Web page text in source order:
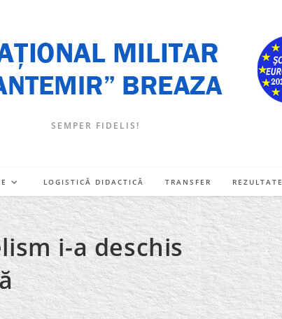
SEMPER FIDELIS!
LOGISTICĂ DIDACTICĂ TRANSFER REZULTATE
i-a deschis